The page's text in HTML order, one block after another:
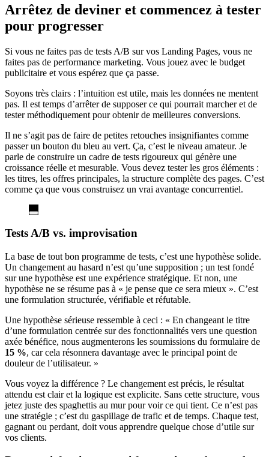
Arrêtez de deviner et commencez à tester
pour progresser
Si vous ne faites pas de tests A/B sur vos Landing Pages, vous ne
faites pas de performance marketing. Vous jouez avec le budget
publicitaire et vous espérez que ça passe.
Soyons très clairs : l’intuition est utile, mais les données ne mentent
pas. Il est temps d’arrêter de supposer ce qui pourrait marcher et de
tester méthodiquement pour obtenir de meilleures conversions.
Il ne s’agit pas de faire de petites retouches insignifiantes comme
passer un bouton du bleu au vert. Ça, c’est le niveau amateur. Je
parle de construire un cadre de tests rigoureux qui génère une
croissance réelle et mesurable. Vous devez tester les gros éléments :
les titres, les offres principales, la structure complète des pages. C’est
comme ça que vous construisez un vrai avantage concurrentiel.
Tests A/B vs. improvisation
La base de tout bon programme de tests, c’est une hypothèse solide.
Un changement au hasard n’est qu’une supposition ; un test fondé
sur une hypothèse est une expérience stratégique. Et non, une
hypothèse ne se résume pas à « je pense que ce sera mieux ». C’est
une formulation structurée, vérifiable et réfutable.
Une hypothèse sérieuse ressemble à ceci : « En changeant le titre
d’une formulation centrée sur des fonctionnalités vers une question
axée bénéfice, nous augmenterons les soumissions du formulaire de
15 %, car cela résonnera davantage avec le principal point de
douleur de l’utilisateur. »
Vous voyez la différence ? Le changement est précis, le résultat
attendu est clair et la logique est explicite. Sans cette structure, vous
jetez juste des spaghettis au mur pour voir ce qui tient. Ce n’est pas
une stratégie ; c’est du gaspillage de trafic et de temps. Chaque test,
gagnant ou perdant, doit vous apprendre quelque chose d’utile sur
vos clients.